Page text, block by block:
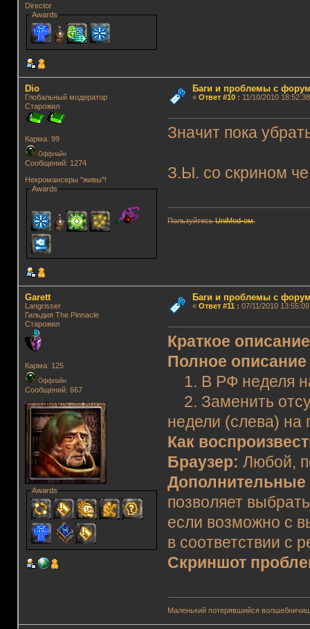
Director
Awards
Dio
Глобальный модератор
Старожил
Карма: 99
Оффлайн
Сообщений: 1274
Некромансеры "живы"!
Awards
Баги и проблемы с
« Ответ #10: 11/10/2010
Значит пока
З.Ы. со скрином че
ПользуйтесьUniMod-ом.
Garett
Langrisser
Гильдия The Pinnacle
Старожил
Карма: 125
Оффлайн
Сообщений: 667
Awards
Баги и проблемы с
« Ответ #11 : 07/11/2010
Краткое
Полное
1. В РФ неделя
2. Заменить
недели (слева) на
Как
Браузер:Любой,
Дополнительные
позволяет
если возможно с
в соответствии с
Скриншот
Маленький потерявшийся